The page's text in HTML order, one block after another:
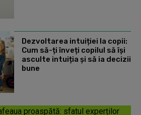
Dezvoltarea intuiției la copii:
Cum să-ți înveți copilul să își
asculte intuiția și să ia decizii
bune